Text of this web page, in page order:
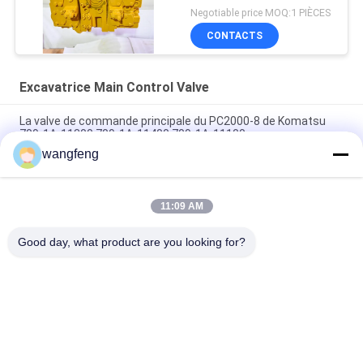
High Quality
Negotiable price MOQ:1 PIÈCES
CONTACTS
Excavatrice Main Control Valve
La valve de commande principale du PC2000-8 de Komatsu
709-1A-11300 709-1A-11400 709-1A-11100
PC160LC-7 PC160-7 Ventilateur de commande Excavateur
Komatsu, 723-57-16100 Excavateur pièces principales
VOE14541591 Valve de commande principale de l'excavateur
wangfeng
11:09 AM
Good day, what product are you looking for?